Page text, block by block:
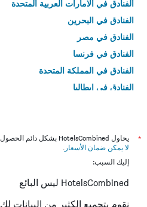
الفنادق في الامارات العربية المتحدة
الفنادق في البحرين
الفنادق في مصر
الفنادق في فرنسا
الفنادق في المملكة المتحدة
الفنادق في إيطاليا
*
يحاول HotelsCombined بشكل دائم الحصول على الأسعار الدقيقة، ولكن
لا يمكن ضمان الأسعار .
إليك السبب:
HotelsCombined ليس البائع
نقوم بتجميع الكثير من البيانات لك